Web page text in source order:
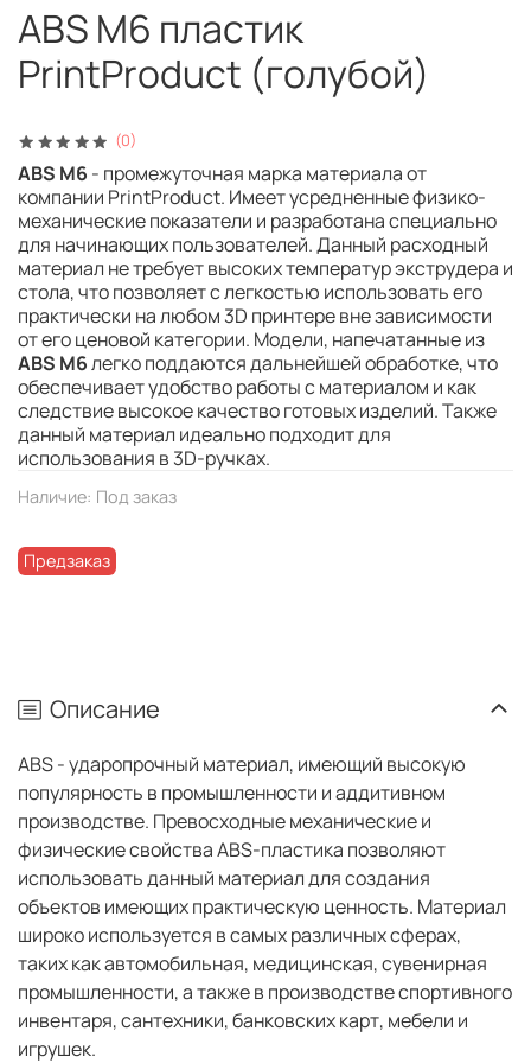
(0)
Наличие: Под заказ
Предзаказ
ABS M6 пластик
PrintProduct (голубой)
ABS M6 - промежуточная марка материала от
компании PrintProduct. Имеет усредненные физико-
механические показатели и разработана специально
для начинающих пользователей. Данный расходный
материал не требует высоких температур экструдера и
стола, что позволяет с легкостью использовать его
практически на любом 3D принтере вне зависимости
от его ценовой категории. Модели, напечатанные из
ABS M6легко поддаются дальнейшей обработке, что
обеспечивает удобство работы с материалом и как
следствие высокое качество готовых изделий. Также
данный материал идеально подходит для
использования в 3D-ручках.
Описание
ABS - ударопрочный материал, имеющий высокую
популярность в промышленности и аддитивном
производстве. Превосходные механические и
физические свойства ABS-пластика позволяют
использовать данный материал для создания
объектов имеющих практическую ценность. Материал
широко используется в самых различных сферах,
таких как автомобильная, медицинская, сувенирная
промышленности, а также в производстве спортивного
инвентаря, сантехники, банковских карт, мебели и
игрушек.